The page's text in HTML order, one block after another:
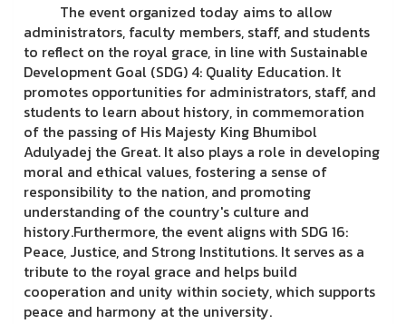
The event organized today aims to allow
administrators, faculty members, staff, and students
to reflect on the royal grace, in line with Sustainable
Development Goal (SDG) 4: Quality Education. It
promotes opportunities for administrators, staff, and
students to learn about history, in commemoration
of the passing of His Majesty King Bhumibol
Adulyadej the Great. It also plays a role in developing
moral and ethical values, fostering a sense of
responsibility to the nation, and promoting
understanding of the country's culture and
history.Furthermore, the event aligns with SDG 16:
Peace, Justice, and Strong Institutions. It serves as a
tribute to the royal grace and helps build
cooperation and unity within society, which supports
peace and harmony at the university.